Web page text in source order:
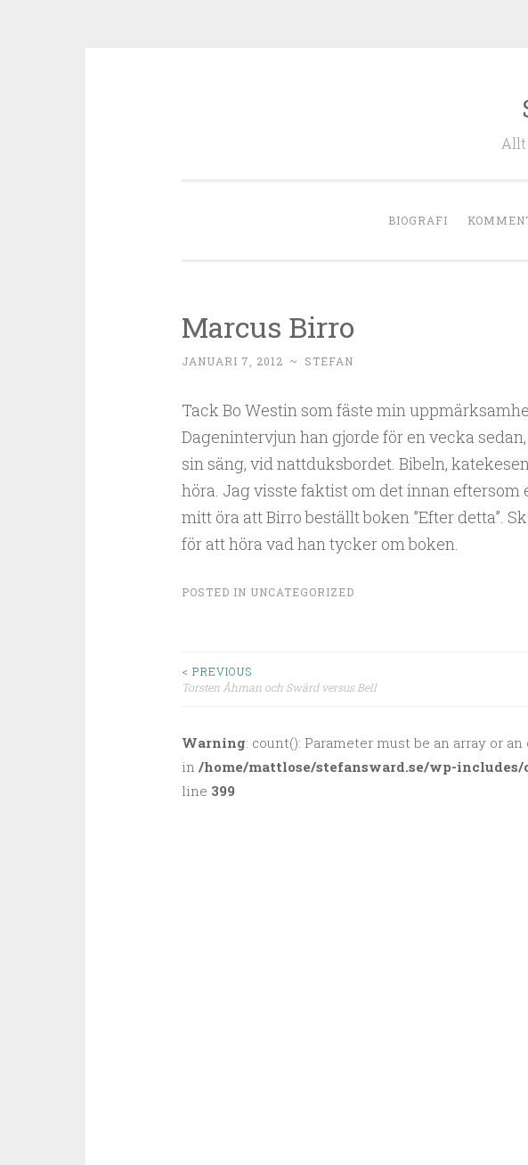
Allt
BIOGRAFI
Marcus Birro
JANUARI 7, 2012 ~ STEFAN
Tack Bo Westin som fäste min
Dagenintervjun han gjorde för en vecka
sin säng, vid nattduksbordet. Bibeln,
höra. Jag visste faktist om det innan
mitt öra att Birro beställt boken ”Efter detta”.
för att höra vad han tycker om boken.
POSTED IN UNCATEGORIZED
< PREVIOUS
Torsten Åhman och Swärd versus Bell
Warning: count(): Parameter must be an array or
in /home/mattlose/stefansward.se/wp-
line 399